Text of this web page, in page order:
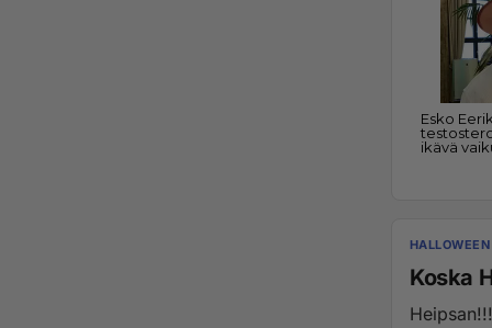
HALLOWEEN
Koska
Heipsan!!! Taas kyselen epätoivoisena, että koska se Halloween taas suomessa